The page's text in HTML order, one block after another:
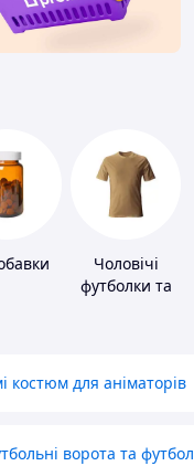
Чоловічі
футболки та
костюм для аніматорів
ворота та